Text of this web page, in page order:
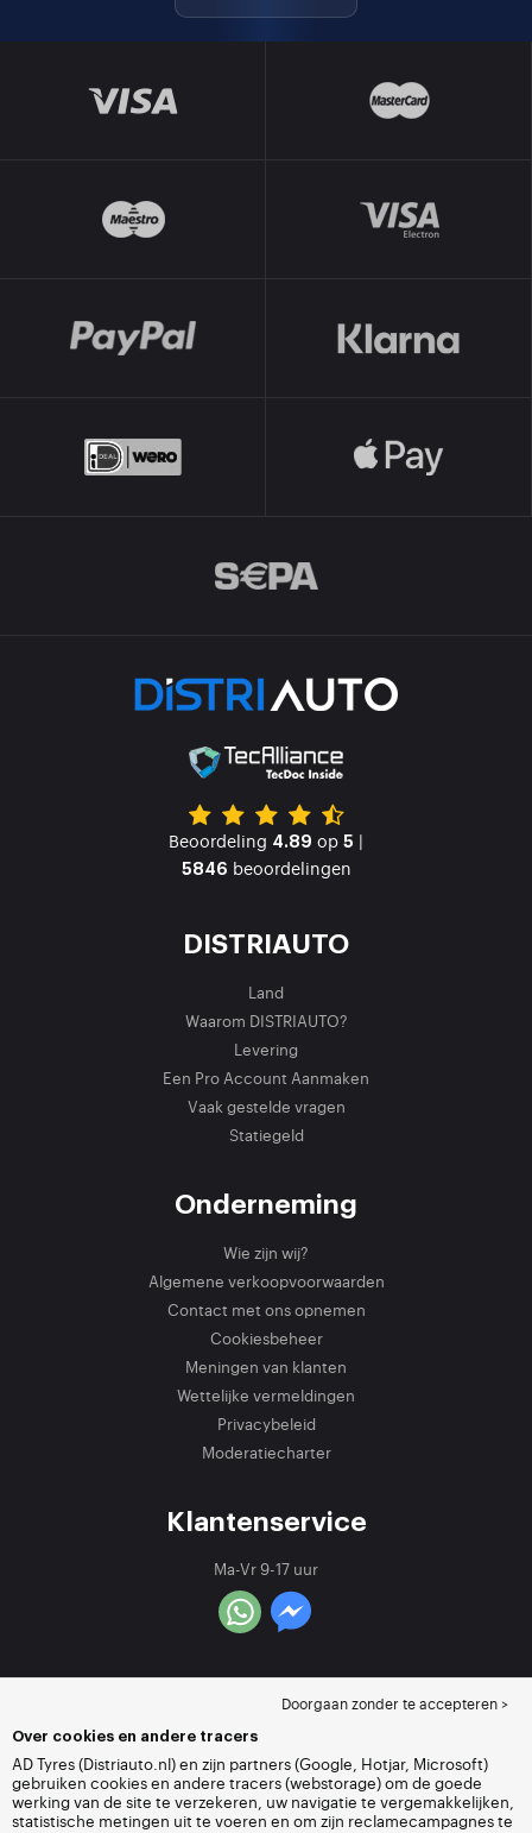
Beoordeling 4.89 op 5 |
5846 beoordelingen
DISTRIAUTO
Land
Waarom DISTRIAUTO?
Levering
Een Pro Account Aanmaken
Vaak gestelde vragen
Statiegeld
Onderneming
Wie zijn wij?
Algemene verkoopvoorwaarden
Contact met ons opnemen
Cookiesbeheer
Meningen van klanten
Wettelijke vermeldingen
Privacybeleid
Moderatiecharter
Klantenservice
Ma-Vr 9-17 uur
Doorgaan zonder te accepteren >
Over cookies en andere tracers
AD Tyres (Distriauto.nl) en zijn partners (Google, Hotjar, Microsoft)
gebruiken cookies en andere tracers (webstorage) om de goede
werking van de site te verzekeren, uw navigatie te vergemakkelijken,
statistische metingen uit te voeren en om zijn reclamecampagnes te